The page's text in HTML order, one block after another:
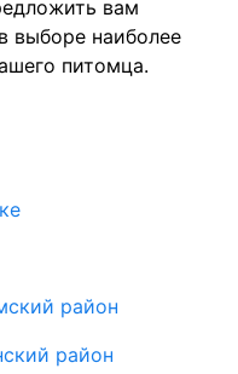
вам
выборе наиболее
питомца.
район
район